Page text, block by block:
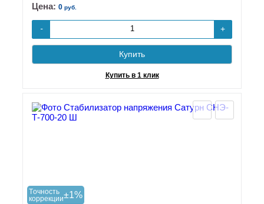
Цена: 0 руб.
- +
Купить
Купить в 1 клик
Tочность
коррекции±1%